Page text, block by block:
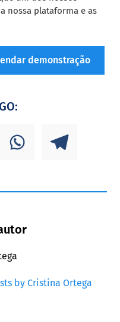
nossa plataforma e as
demonstração
by Cristina Ortega